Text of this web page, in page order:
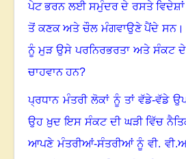
ਪੇਟ ਭਰਨ ਲਈ ਸਮੁੰਦਰ ਦੇ ਰਸਤੇ ਵਿਦੇਸ਼ਾਂ
ਤੋਂ ਕਣਕ ਅਤੇ ਚੌਲ ਮੰਗਵਾਉਣੇ ਪੈਂਦੇ ਸਨ
ਨੂੰ ਮੁੜ ਉਸੇ ਪਰਨਿਰਭਰਤਾ ਅਤੇ ਸੰਕਟ
ਚਾਹਵਾਨ ਹਨ?
ਪ੍ਰਧਾਨ ਮੰਤਰੀ ਲੋਕਾਂ ਨੂੰ ਤਾਂ ਵੱਡੇ-ਵੱਡੇ
ਉਹ ਖ਼ੁਦ ਇਸ ਸੰਕਟ ਦੀ ਘੜੀ ਵਿੱਚ
ਆਪਣੇ ਮੰਤਰੀਆਂ-ਸੰਤਰੀਆਂ ਨੂੰ ਵੀ.